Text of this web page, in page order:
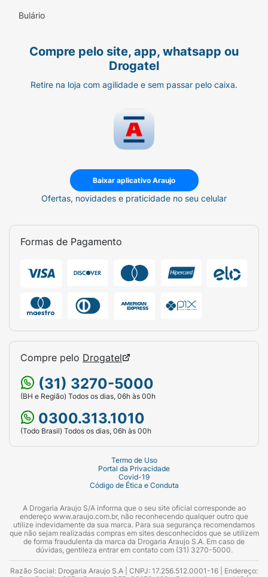
Bulário
Compre pelo site, app, whatsapp ou
Drogatel
Retire na loja com agilidade e sem passar pelo caixa.
Baixar aplicativo Araujo
Ofertas, novidades e praticidade no seu celular
Formas de Pagamento
Compre pelo Drogatel
(31) 3270-5000
(BH e Região) Todos os dias, 06h às 00h
0300.313.1010
(Todo Brasil) Todos os dias, 06h às 00h
Termo de Uso
Portal da Privacidade
Covid-19
Código de Ética e Conduta
A Drogaria Araujo S/A informa que o seu site oficial corresponde ao
endereço www.araujo.com.br, não reconhecendo qualquer outro que
utilize indevidamente da sua marca. Para sua segurança recomendamos
que não sejam realizadas compras em sites desconhecidos que se utilizem
de forma fraudulenta da marca da Drogaria Araujo S.A. Em caso de
dúvidas, gentileza entrar em contato com (31) 3270-5000.
Razão Social: Drogaria Araujo S.A | CNPJ: 17.256.512.0001-16 | Endereço: